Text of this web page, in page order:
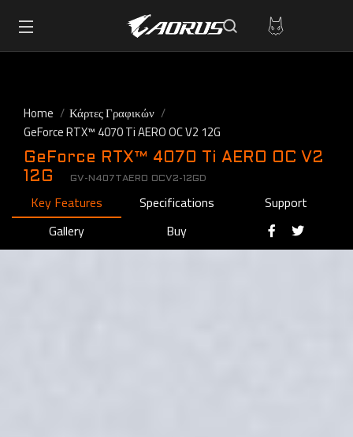
Home
Κάρτες Γραφικών
GeForce RTX™ 4070 Ti AERO OC V2 12G
GeForce RTX™ 4070 Ti AERO OC V2
12G
GV-N407TAERO OCV2-12GD
Key Features Specifications
Support
Gallery
Buy